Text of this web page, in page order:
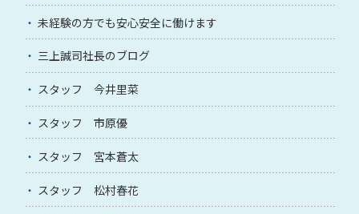
未経験の方でも安心安全に働けます
三上誠司社長のブログ
スタッフ 今井里菜
スタッフ 市原優
スタッフ 宮本蒼太
スタッフ 松村春花